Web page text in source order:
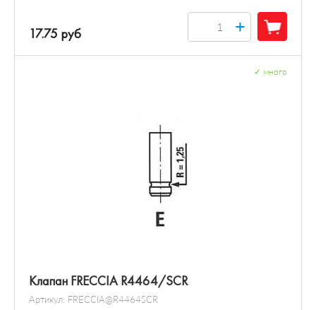
17.75 руб +
Клапан FRECCIA R4464/SCR
Артикул: FRECCIA@R4464SCR
много